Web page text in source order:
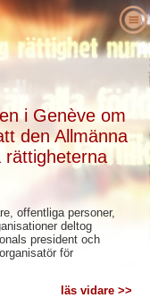
– historik
mänskliga
i Genève om
den Allmänna
rättigheterna
offentliga personer,
deltog
president och
för
läs vidare >>